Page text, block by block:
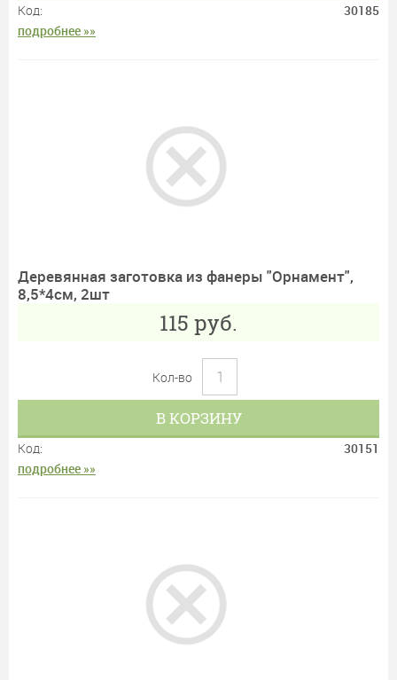
Код:
30185
подробнее »»
Деревянная заготовка из фанеры "Орнамент",
8,5*4см, 2шт
115 руб.
Кол-во
В КОРЗИНУ
Код:
30151
подробнее »»